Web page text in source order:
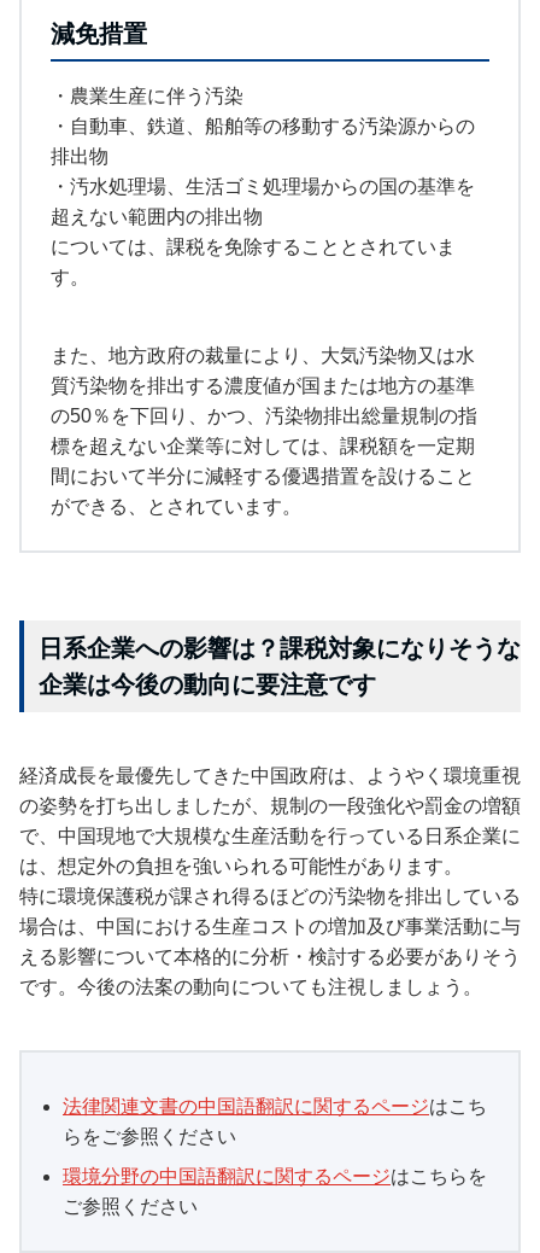
減免措置
・農業生産に伴う汚染
・自動車、鉄道、船舶等の移動する汚染源からの
排出物
・汚水処理場、生活ゴミ処理場からの国の基準を
超えない範囲内の排出物
については、課税を免除することとされていま
す。
また、地方政府の裁量により、大気汚染物又は水
質汚染物を排出する濃度値が国または地方の基準
の50％を下回り、かつ、汚染物排出総量規制の指
標を超えない企業等に対しては、課税額を一定期
間において半分に減軽する優遇措置を設けること
ができる、とされています。
日系企業への影響は？課税対象になりそうな
企業は今後の動向に要注意です
経済成長を最優先してきた中国政府は、ようやく環境重視
の姿勢を打ち出しましたが、規制の一段強化や罰金の増額
で、中国現地で大規模な生産活動を行っている日系企業に
は、想定外の負担を強いられる可能性があります。
特に環境保護税が課され得るほどの汚染物を排出している
場合は、中国における生産コストの増加及び事業活動に与
える影響について本格的に分析・検討する必要がありそう
です。今後の法案の動向についても注視しましょう。
法律関連文書の中国語翻訳に関するページはこち
らをご参照ください
環境分野の中国語翻訳に関するページはこちらを
ご参照ください